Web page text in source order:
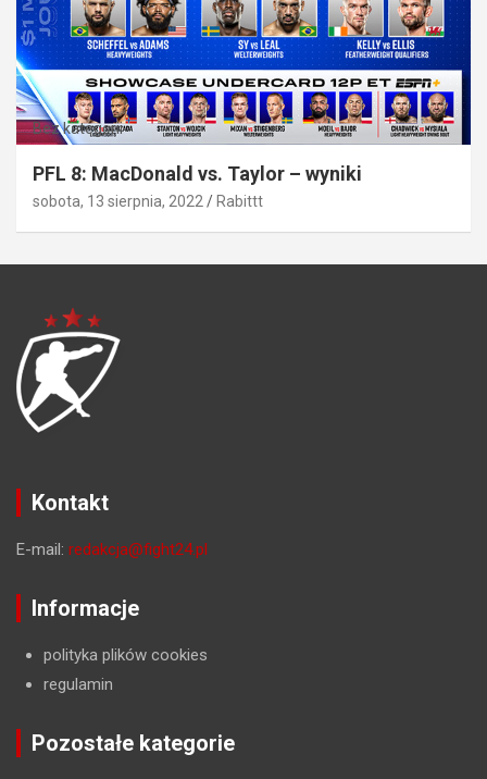
Bez kategorii
PFL 8: MacDonald vs. Taylor – wyniki
sobota, 13 sierpnia, 2022 Rabittt
Kontakt
E-mail: redakcja@fight24.pl
Informacje
polityka plików cookies
regulamin
Pozostałe kategorie